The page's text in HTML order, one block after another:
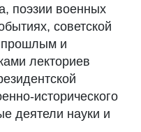
поэзии военных
советской
прошлым и
лекториев
исторического
деятели науки и